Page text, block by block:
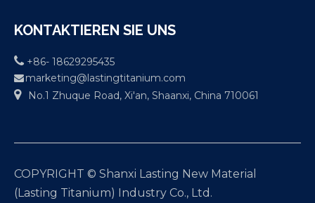
KONTAKTIEREN SIE UNS
 +86- 18629295435
 marketing@lastingtitanium.com

No.1 Zhuque Road, Xi'an, Shaanxi, China 710061
COPYRIGHT © Shanxi Lasting New Material
(Lasting Titanium) Industry Co., Ltd.